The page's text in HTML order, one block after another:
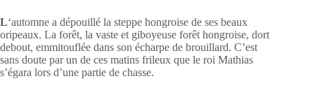
L‘automne a dépouillé la steppe hongroise de ses beaux
oripeaux. La forêt, la vaste et giboyeuse forêt hongroise, dort
debout, emmitouflée dans son écharpe de brouillard. C’est
sans doute par un de ces matins frileux que le roi Mathias
s’égara lors d’une partie de chasse.